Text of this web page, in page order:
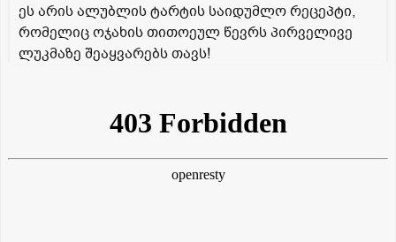
ეს არის ალუბლის ტარტის საიდუმლო რეცეპტი,
რომელიც ოჯახის თითოეულ წევრს პირველივე
ლუკმაზე შეაყვარებს თავს!